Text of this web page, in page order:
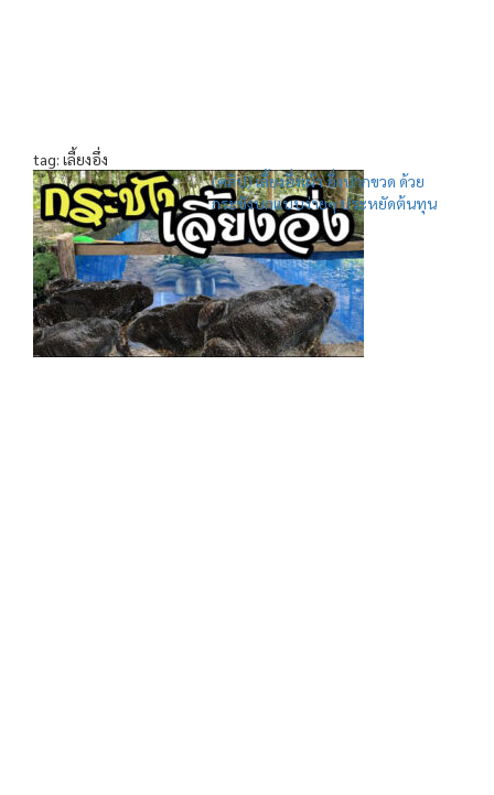
tag: เลี้ยงอึ่ง
(คลิป) เลี้ยงอึ่งเผ้า อึ่งปากขวด ด้วย
กระชังบกแบบง่ายๆ ประหยัดต้นทุน